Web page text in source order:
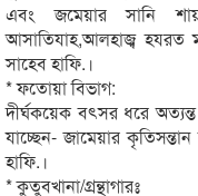
এবং জমেয়ার সানি
আসাতিযাহ,আলহাজ্ব হযরত
সাহেব হাফি.।
* ফতোয়া বিভাগ:
দীর্ঘকয়েক বৎসর ধরে
যাচ্ছেন- জামেয়ার
হাফি.।
* কুতুবখানা/গ্রন্থাগারঃ